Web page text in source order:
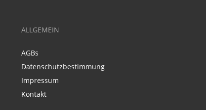
ALLGEMEIN
AGBs
Datenschutzbestimmung
Impressum
Kontakt